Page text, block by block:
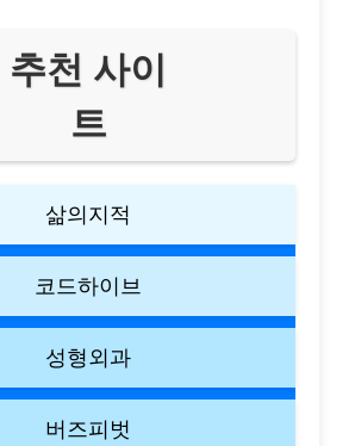
추천 사이
트
삶의지적
코드하이브
성형외과
버즈피벗